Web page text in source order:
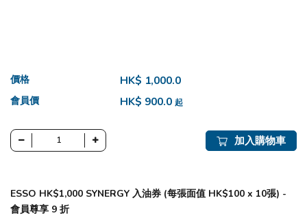
價格 HK$ 1,000.0
會員價 HK$ 900.0 起
加入購物車
ESSO HK$1,000 SYNERGY 入油券 (每張面值 HK$100 x 10張) -
會員尊享 9 折